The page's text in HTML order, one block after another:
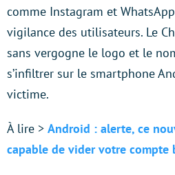
comme Instagram et
vigilance des utilisateurs. Le
sans vergogne le logo et le
s’infiltrer sur le smartphone
victime.
À lire > Android : alerte, ce
capable de vider votre compte